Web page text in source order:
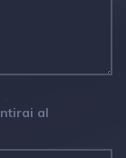
al